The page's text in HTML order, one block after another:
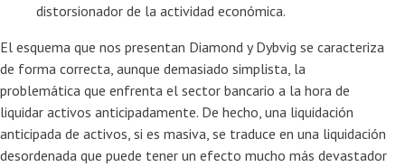
distorsionador de la actividad económica.
El esquema que nos presentan Diamond y Dybvig se caracteriza
de forma correcta, aunque demasiado simplista, la
problemática que enfrenta el sector bancario a la hora de
liquidar activos anticipadamente. De hecho, una liquidación
anticipada de activos, si es masiva, se traduce en una liquidación
desordenada que puede tener un efecto mucho más devastador